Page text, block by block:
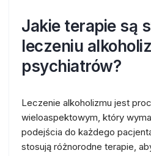
Jakie terapie są
leczeniu
psychiatrów?
Leczenie alkoholizmu jest
wieloaspektowym, który
podejścia do każdego
stosują różnorodne terapie,